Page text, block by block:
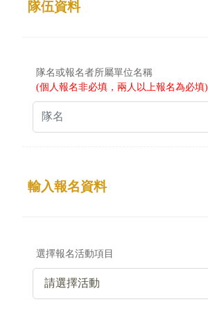
隊伍資料
隊名或報名者所屬單位名稱
(個人報名非必填，兩人以上報名為必填)
輸入報名資料
選擇報名活動項目